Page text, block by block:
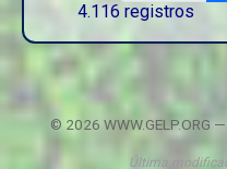
4.116 registros
© 2026 WWW.GELP.ORG
Última